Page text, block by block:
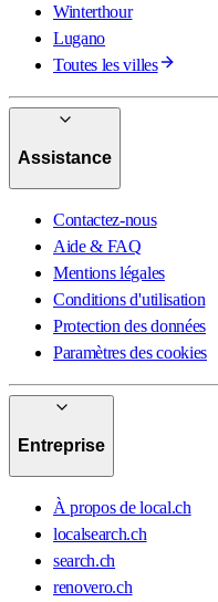
Winterthour
Lugano
Toutes les villes
Assistance
Contactez-nous
Aide & FAQ
Mentions légales
Conditions d'utilisation
Protection des données
Paramètres des cookies
Entreprise
À propos de local.ch
localsearch.ch
search.ch
renovero.ch